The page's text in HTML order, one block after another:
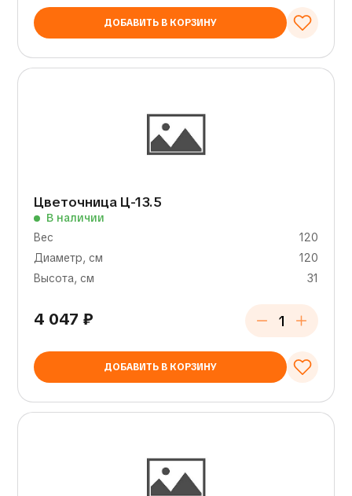
ДОБАВИТЬ В КОРЗИНУ
Цветочница Ц-13.5
В наличии
Вес
120
Диаметр, см
120
Высота, см
31
4 047 ₽
ДОБАВИТЬ В КОРЗИНУ